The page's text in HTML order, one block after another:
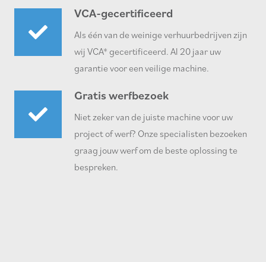
VCA-gecertificeerd
Als één van de weinige verhuurbedrijven zijn
wij VCA* gecertificeerd. Al 20 jaar uw
garantie voor een veilige machine.
Gratis werfbezoek
Niet zeker van de juiste machine voor uw
project of werf? Onze specialisten bezoeken
graag jouw werf om de beste oplossing te
bespreken.